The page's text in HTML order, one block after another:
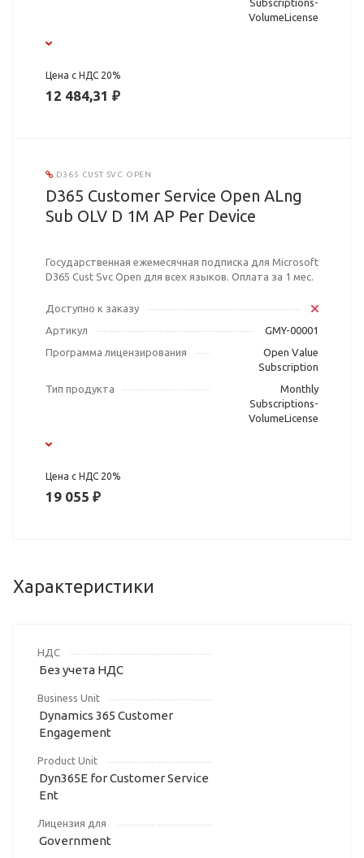
Subscriptions-
VolumeLicense
Цена с НДС 20%
12 484,31 ₽
D365 CUST SVC OPEN
D365 Customer Service Open ALng
Sub OLV D 1M AP Per Device
Государственная ежемесячная подписка для Microsoft
D365 Cust Svc Open для всех языков. Оплата за 1 мес.
Доступно к заказу
Артикул
GMY-00001
Программа лицензирования
Open Value
Subscription
Тип продукта
Monthly
Subscriptions-
VolumeLicense
Цена с НДС 20%
19 055 ₽
Характеристики
НДС
Без учета НДС
Business Unit
Dynamics 365 Customer
Engagement
Product Unit
Dyn365E for Customer Service
Ent
Лицензия для
Government